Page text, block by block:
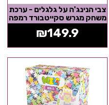
צבי הנינג'ה על גלגלים - ערכת
משחק מגרש סקייטבורד רמפה
- טירוף המוטנטים
₪149.9